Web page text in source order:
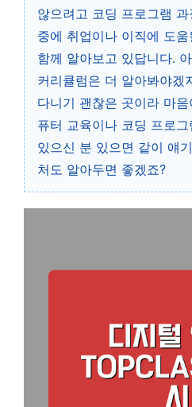
않으려고 코딩 프로그램
중에 취업이나 이직에 도
함께 알아보고 있답니다.
커리큘럼은 더 알아봐야겠
다니기 괜찮은 곳이라 마
퓨터 교육이나 코딩 프로
있으신 분 있으면 같이 얘
처도 알아두면 좋겠죠?